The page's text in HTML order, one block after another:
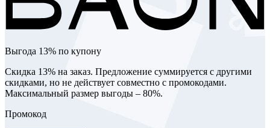
Выгода 13% по купону
Скидка 13% на заказ. Предложение суммируется с другими
скидками, но не действует совместно с промокодами.
Максимальный размер выгоды – 80%.
Промокод